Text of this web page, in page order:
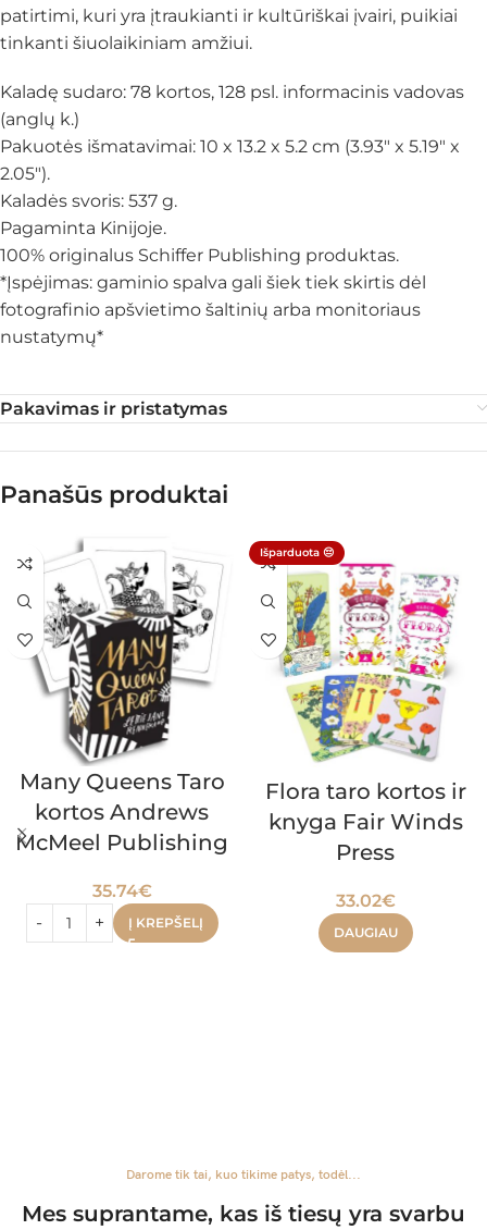
patirtimi, kuri yra įtraukianti ir kultūriškai įvairi, puikiai
tinkanti šiuolaikiniam amžiui.
Kaladę sudaro: 78 kortos, 128 psl. informacinis vadovas
(anglų k.)
Pakuotės išmatavimai: 10 x 13.2 x 5.2 cm (3.93″ x 5.19″ x
2.05″).
Kaladės svoris: 537 g.
Pagaminta Kinijoje.
100% originalus Schiffer Publishing produktas.
*Įspėjimas: gaminio spalva gali šiek tiek skirtis dėl
fotografinio apšvietimo šaltinių arba monitoriaus
nustatymų*
Pakavimas ir pristatymas
Panašūs produktai
Many Queens Taro
kortos Andrews
McMeel Publishing
35.74€
Į KREPŠELĮ
Išparduota 😔
Flora taro kortos ir
knyga Fair Winds
Press
33.02€
DAUGIAU
Darome tik tai, kuo tikime patys, todėl...
Mes suprantame, kas iš tiesų yra svarbu